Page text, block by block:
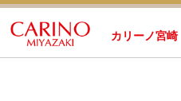
カリーノ宮崎